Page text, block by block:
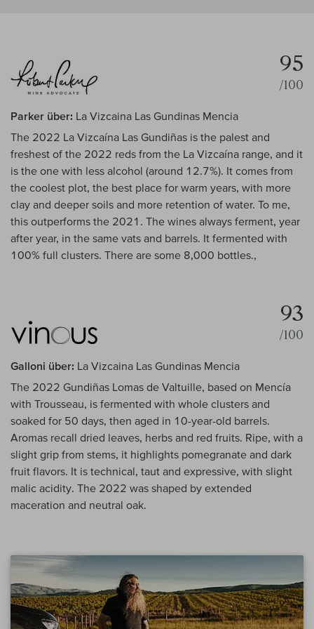
95
/100
Parker über: La Vizcaina Las Gundinas Mencia
The 2022 La Vizcaína Las Gundiñas is the palest and
freshest of the 2022 reds from the La Vizcaína range, and it
is the one with less alcohol (around 12.7%). It comes from
the coolest plot, the best place for warm years, with more
clay and deeper soils and more retention of water. To me,
this outperforms the 2021. The wines always ferment, year
after year, in the same vats and barrels. It fermented with
100% full clusters. There are some 8,000 bottles.,
93
/100
Galloni über: La Vizcaina Las Gundinas Mencia
The 2022 Gundiñas Lomas de Valtuille, based on Mencía
with Trousseau, is fermented with whole clusters and
soaked for 50 days, then aged in 10-year-old barrels.
Aromas recall dried leaves, herbs and red fruits. Ripe, with a
slight grip from stems, it highlights pomegranate and dark
fruit flavors. It is technical, taut and expressive, with slight
malic acidity. The 2022 was shaped by extended
maceration and neutral oak.